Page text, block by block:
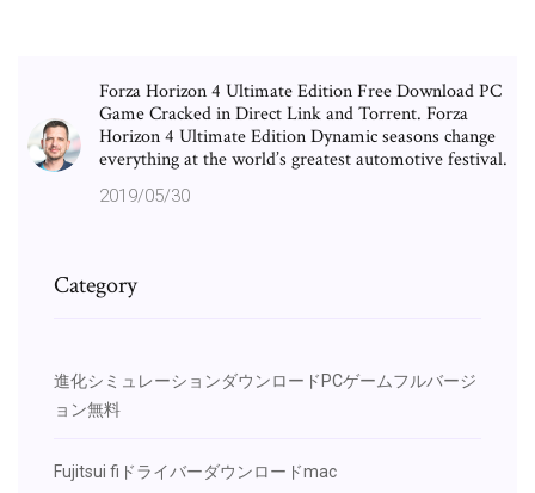
Forza Horizon 4 Ultimate Edition Free Download PC
Game Cracked in Direct Link and Torrent. Forza
Horizon 4 Ultimate Edition Dynamic seasons change
everything at the world’s greatest automotive festival.
2019/05/30
Category
進化シミュレーションダウンロードPCゲームフルバージ
ョン無料
Fujitsui fiドライバーダウンロードmac